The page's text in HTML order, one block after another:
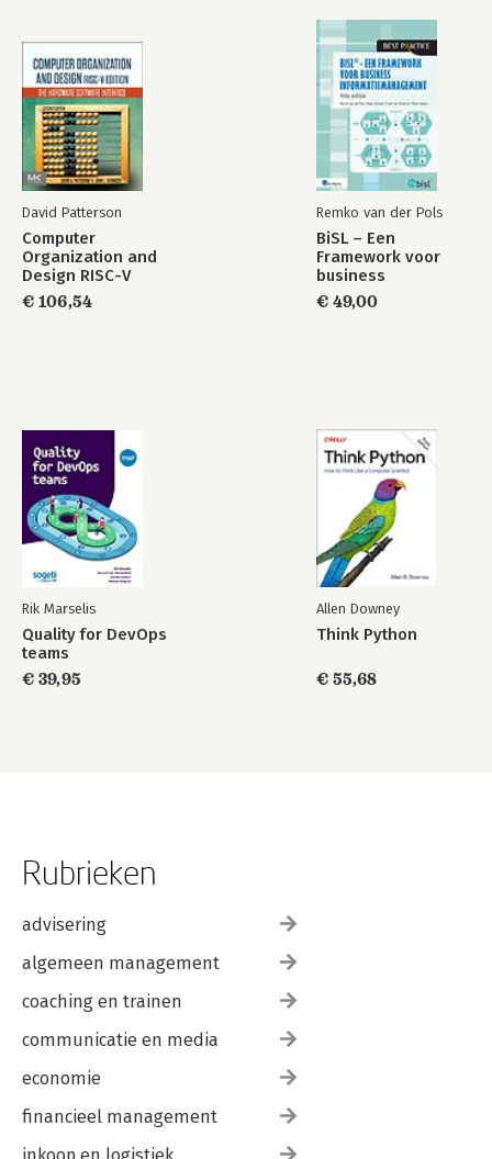
David Patterson
Computer
Organization and
Design RISC-V
Edition
€ 106,54
Remko van der Pols
BiSL – Een
Framework voor
business
€ 49,00
Rik Marselis
Quality for DevOps
teams
€ 39,95
Allen Downey
Think Python
€ 55,68
Rubrieken
advisering
algemeen management
coaching en trainen
communicatie en media
economie
financieel management